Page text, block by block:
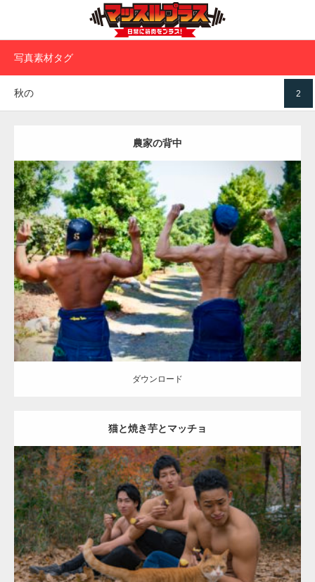
写真素材タグ
2
秋の
農家の背中
Update:2023.02.11
Category:キウイ農家のマッチョ その他 ONIKKY(デカいよ)
AKIHITO(細マッチョ) 背中 肩 唐津 (佐賀)
ダウンロード
ダウンロード
猫と焼き芋とマッチョ
Update:2022.01.22
Category: 紅葉とマッチョ inoriAKIHITO(細マッチョ) SOSUKE
外資
ダウンロード
【YouTube】マッチョフリー素材メンバーが
ギネス世界記録…
【TV】TBS番組「ひるおび」にてマッスルプ
ラスが紹介されま…